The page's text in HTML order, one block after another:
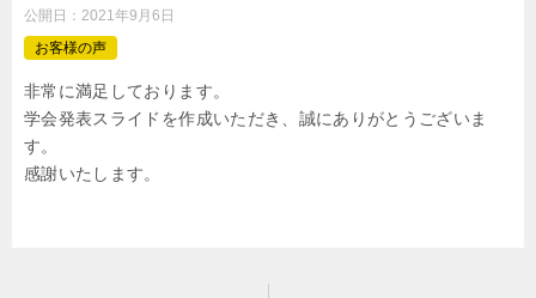
公開日： 2021年9月6日
お客様の声
非常に満足しております。
学会発表スライドを作成いただき、誠にありがとうございま
す。
感謝いたします。